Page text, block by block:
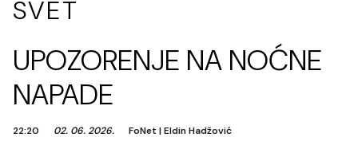
SVET
UPOZORENJE NA NOĆNE
NAPADE
22:20 02. 06. 2026. FoNet |Eldin Hadžović